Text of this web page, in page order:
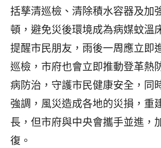
括孳清巡檢、清除積水容器及加
頓，避免災後環境成為病媒蚊溫
提醒市民朋友，雨後一周應立即
巡檢，市府也會立即推動登革熱
病防治，守護市民健康安全，同
強調，風災造成各地的災損，重
長，但市府與中央會攜手並進，
復。